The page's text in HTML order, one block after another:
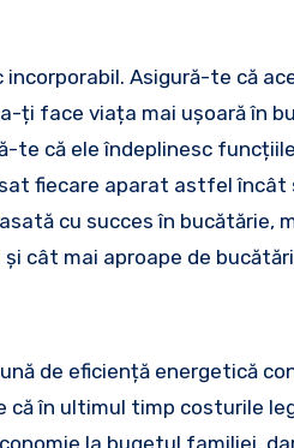
Asigură-te că
ți face viața mai ușoară în
te că ele îndeplinesc
fiecare aparat astfel încât
cu succes în bucătărie,
cât mai aproape de
de eficiență energetică
că în ultimul timp costurile
la bugetul familiei,